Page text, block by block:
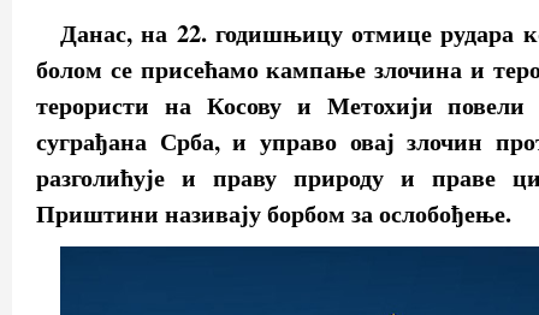
Данас, на 22. годишњицу отмице рудара
болом се присећамо кампање злочина и
терористи на Косову и Метохији
суграђана Срба, и управо овај злочин
разголићује и праву природу и праве
Приштини називају борбом за ослобођење.